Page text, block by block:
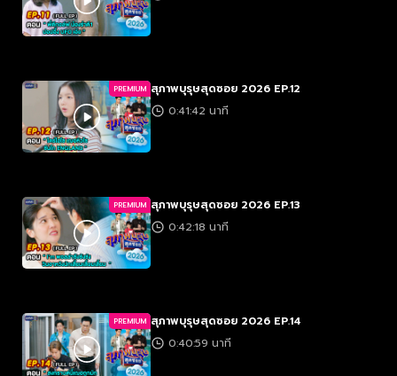
PREMIUM สุภาพบุรุษสุดซอย 2026 EP.12
0:41:42 นาที
PREMIUM สุภาพบุรุษสุดซอย 2026 EP.13
0:42:18 นาที
PREMIUM สุภาพบุรุษสุดซอย 2026 EP.14
0:40:59 นาที